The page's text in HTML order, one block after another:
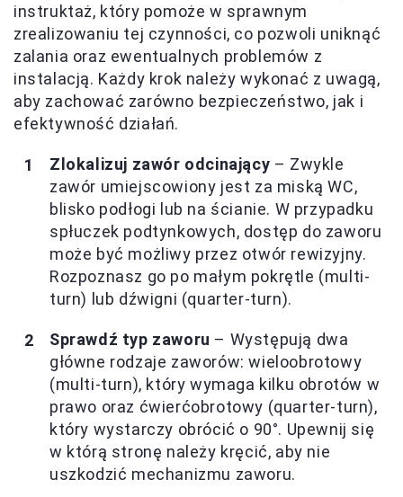
instruktaż, który pomoże w sprawnym
zrealizowaniu tej czynności, co pozwoli uniknąć
zalania oraz ewentualnych problemów z
instalacją. Każdy krok należy wykonać z uwagą,
aby zachować zarówno bezpieczeństwo, jak i
efektywność działań.
Zlokalizuj zawór odcinający – Zwykle
zawór umiejscowiony jest za miską WC,
blisko podłogi lub na ścianie. W przypadku
spłuczek podtynkowych, dostęp do zaworu
może być możliwy przez otwór rewizyjny.
Rozpoznasz go po małym pokrętle (multi-
turn) lub dźwigni (quarter-turn).
Sprawdź typ zaworu – Występują dwa
główne rodzaje zaworów: wieloobrotowy
(multi-turn), który wymaga kilku obrotów w
prawo oraz ćwierćobrotowy (quarter-turn),
który wystarczy obrócić o 90°. Upewnij się
w którą stronę należy kręcić, aby nie
uszkodzić mechanizmu zaworu.